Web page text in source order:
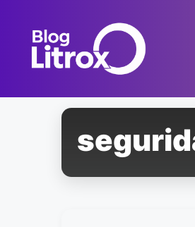
contenido